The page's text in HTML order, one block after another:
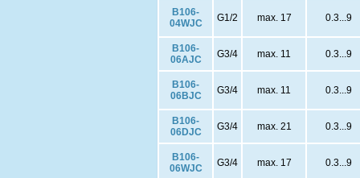
B106-
04WJC
G1/2 max. 17 0.3...9
B106-
06AJC
G3/4 max. 11 0.3...9
B106-
06BJC
G3/4 max. 11 0.3...9
B106-
06DJC
G3/4 max. 21 0.3...9
B106-
06WJC
G3/4 max. 17 0.3...9